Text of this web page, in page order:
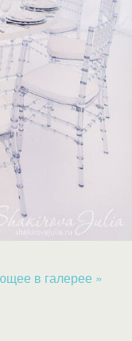
в галерее »